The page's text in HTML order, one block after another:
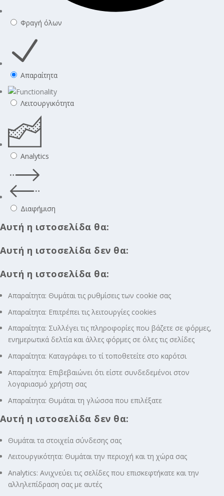
Φραγή όλων
Απαραίτητα
Λειτουργικότητα
Analytics
Διαφήμιση
Αυτή η ιστοσελίδα θα:
Αυτή η ιστοσελίδα δεν θα:
Αυτή η ιστοσελίδα θα:
Απαραίτητα: Θυμάται τις ρυθμίσεις των cookie σας
Απαραίτητα: Επιτρέπει τις λειτουργίες cookies
Απαραίτητα: Συλλέγει τις πληροφορίες που βάζετε σε φόρμες,
ενημερωτικά δελτία και άλλες φόρμες σε όλες τις σελίδες
Απαραίτητα: Καταγράφει το τί τοποθετείτε στο καρότσι
Απαραίτητα: Επιβεβαιώνει ότι είστε συνδεδεμένοι στον
λογαριασμό χρήστη σας
Απαραίτητα: Θυμάται τη γλώσσα που επιλέξατε
Αυτή η ιστοσελίδα δεν θα:
Θυμάται τα στοιχεία σύνδεσης σας
Λειτουργικότητα: Θυμάται την περιοχή και τη χώρα σας
Analytics: Ανιχνεύει τις σελίδες που επισκεφτήκατε και την
αλληλεπίδραση σας με αυτές